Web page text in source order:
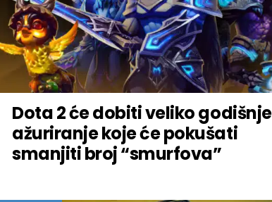
Dota 2 će dobiti veliko godišnje
ažuriranje koje će pokušati
smanjiti broj “smurfova”